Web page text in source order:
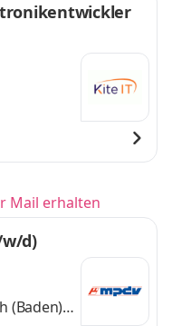
Mail erhalten
d)
(Baden),